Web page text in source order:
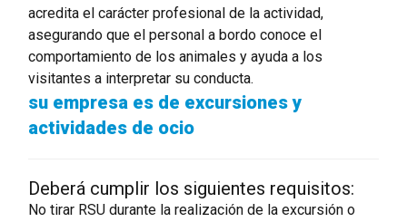
acredita el carácter profesional de la actividad,
asegurando que el personal a bordo conoce el
comportamiento de los animales y ayuda a los
visitantes a interpretar su conducta.
su empresa es de excursiones y
actividades de ocio
Deberá cumplir los siguientes requisitos:
No tirar RSU durante la realización de la excursión o